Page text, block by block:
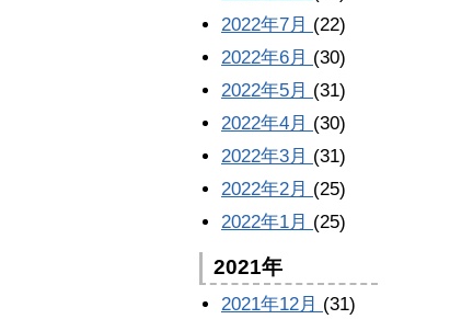
2022年7月 (22)
2022年6月 (30)
2022年5月 (31)
2022年4月 (30)
2022年3月 (31)
2022年2月 (25)
2022年1月 (25)
2021年
2021年12月 (31)